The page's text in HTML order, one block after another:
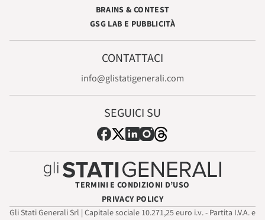
BRAINS & CONTEST
GSG LAB E PUBBLICITÀ
CONTATTACI
info@glistatigenerali.com
SEGUICI SU
TERMINI E CONDIZIONI D’USO
PRIVACY POLICY
Gli Stati Generali Srl | Capitale sociale 10.271,25 euro i.v. - Partita I.V.A. e